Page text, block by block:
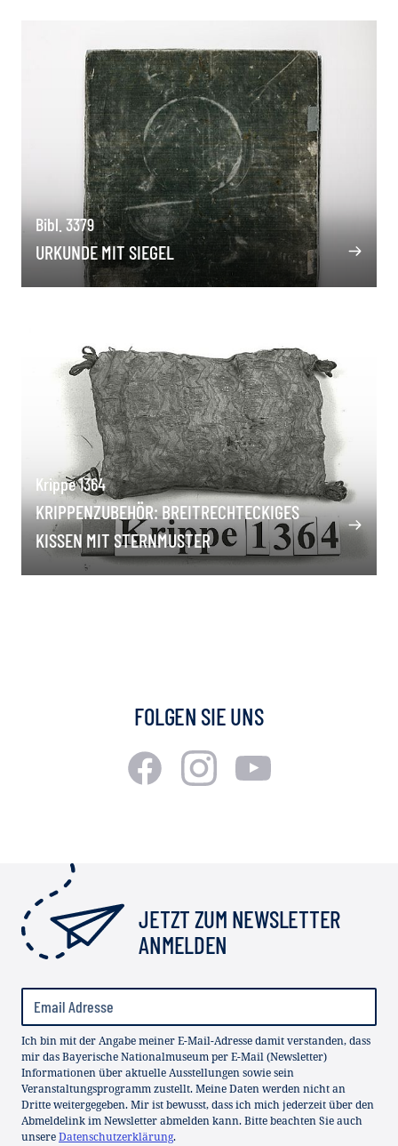
Bibl. 3379
URKUNDE MIT SIEGEL
Krippe 1364
KRIPPENZUBEHÖR: BREITRECHTECKIGES
KISSEN MIT STERNMUSTER
FOLGEN SIE UNS
JETZT ZUM NEWSLETTER
ANMELDEN
Ich bin mit der Angabe meiner E-Mail-Adresse damit verstanden, dass
mir das Bayerische Nationalmuseum per E-Mail (Newsletter)
Informationen über aktuelle Ausstellungen sowie sein
Veranstaltungsprogramm zustellt. Meine Daten werden nicht an
Dritte weitergegeben. Mir ist bewusst, dass ich mich jederzeit über den
Abmeldelink im Newsletter abmelden kann. Bitte beachten Sie auch
unsereDatenschutzerklärung.